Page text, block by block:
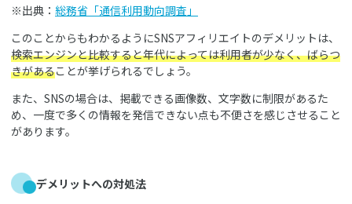
※出典： 総務省「通信利用動向調査」
このことからもわかるようにSNSアフィリエイトのデメリットは、
検索エンジンと比較すると年代によっては利用者が少なく、ばらつ
きがあることが挙げられるでしょう。
また、SNSの場合は、掲載できる画像数、文字数に制限があるた
め、一度で多くの情報を発信できない点も不便さを感じさせること
があります。
デメリットへの対処法